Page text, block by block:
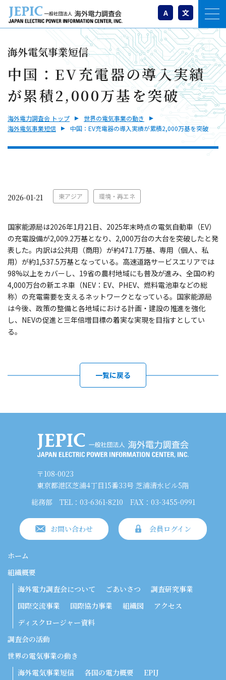
A 文
海外電気事業短信
中国：EV充電器の導入実績
が累積2,000万基を突破
海外電力調査会 トップ
世界の電気事業の動き
海外電気事業短信
中国：EV充電器の導入実績が累積2,000万基を突破
2026-01-21 東アジア 環境・再エネ
国家能源局は2026年1月21日、2025年末時点の電気自動車（EV）
の充電設備が2,009.2万基となり、2,000万台の大台を突破したと発
表した。内訳は公共用（商用）が約471.7万基、専用（個人、私
用）が約1,537.5万基となっている。高速道路サービスエリアでは
98%以上をカバーし、19省の農村地域にも普及が進み、全国の約
4,000万台の新エネ車（NEV：EV、PHEV、燃料電池車などの総
称）の充電需要を支えるネットワークとなっている。国家能源局
は今後、政策の整備と各地域における計画・建設の推進を強化
し、NEVの促進と三年倍増目標の着実な実現を目指すとしてい
る。
一覧に戻る
〒108-0023
東京都港区芝浦4丁目15番33号 芝浦清水ビル5階
総務部
TEL：03-6361-8210 FAX：03-3455-0991
お問い合わせ 会員ログイン
ホーム
組織概要
海外電力調査会について
ごあいさつ
調査研究事業
国際交流事業
国際協力事業 組織図
アクセス
ディスクロージャー資料
調査会の活動
世界の電気事業の動き
海外電気事業短信
各国の電力概要 EPIJ